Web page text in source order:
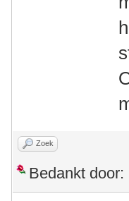
Zoek
Bedankt door: